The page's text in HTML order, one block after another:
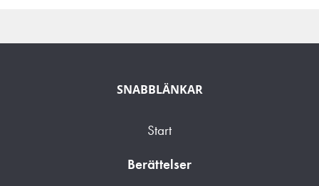
SNABBLÄNKAR
Start
Berättelser